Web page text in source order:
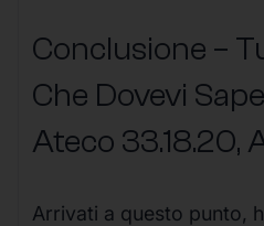
Conclusione –
Che Dovevi
Ateco 33.18.20,
Arrivati a questo punto,